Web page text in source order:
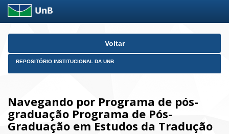
Skip
Voltar
REPOSITÓRIO INSTITUCIONAL DA UNB
Navegando por Programa de pós-
graduação Programa de Pós-
Graduação em Estudos da Tradução